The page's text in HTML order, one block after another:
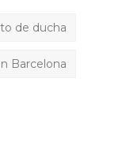
de ducha
Barcelona